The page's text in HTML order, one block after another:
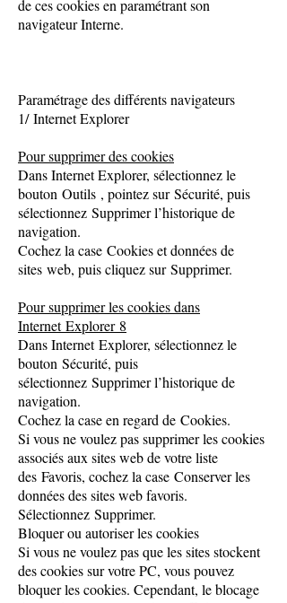
de ces cookies en paramétrant son
navigateur Interne.
Paramétrage des différents navigateurs
1/ Internet Explorer
Pour supprimer des cookies
Dans Internet Explorer, sélectionnez le
bouton Outils , pointez sur Sécurité, puis
sélectionnez Supprimer l’historique de
navigation.
Cochez la case Cookies et données de
sites web, puis cliquez sur Supprimer.
Pour supprimer les cookies dans
Internet Explorer 8
Dans Internet Explorer, sélectionnez le
bouton Sécurité, puis
sélectionnez Supprimer l’historique de
navigation.
Cochez la case en regard de Cookies.
Si vous ne voulez pas supprimer les cookies
associés aux sites web de votre liste
des Favoris, cochez la case Conserver les
données des sites web favoris.
Sélectionnez Supprimer.
Bloquer ou autoriser les cookies
Si vous ne voulez pas que les sites stockent
des cookies sur votre PC, vous pouvez
bloquer les cookies. Cependant, le blocage